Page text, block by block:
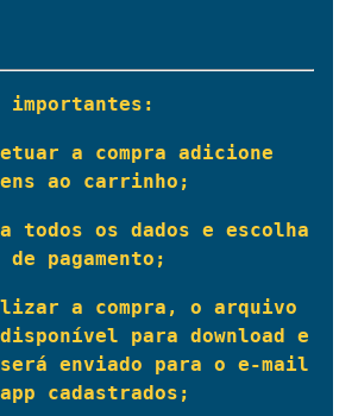
importantes:
a compra adicione
ao carrinho;
todos os dados e escolha
pagamento;
a compra, o arquivo
para download e
será enviado para o e-mail
cadastrados;